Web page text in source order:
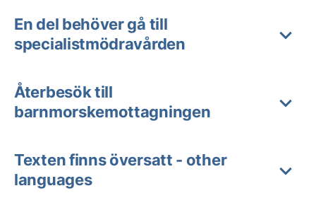
En del behöver gå till
specialistmödravården
Återbesök till
barnmorskemottagningen
Texten finns översatt - other
languages